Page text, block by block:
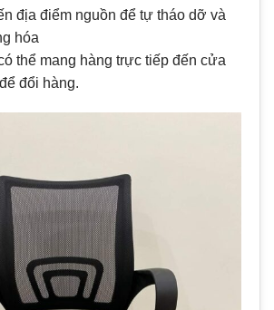
địa điểm nguồn để tự tháo dỡ và
hóa
thể mang hàng trực tiếp đến cửa
đổi hàng.